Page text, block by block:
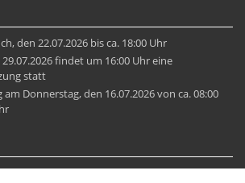
den 22.07.2026 bis ca. 18:00 Uhr
findet um 16:00 Uhr eine
statt
Donnerstag, den 16.07.2026 von ca. 08:00